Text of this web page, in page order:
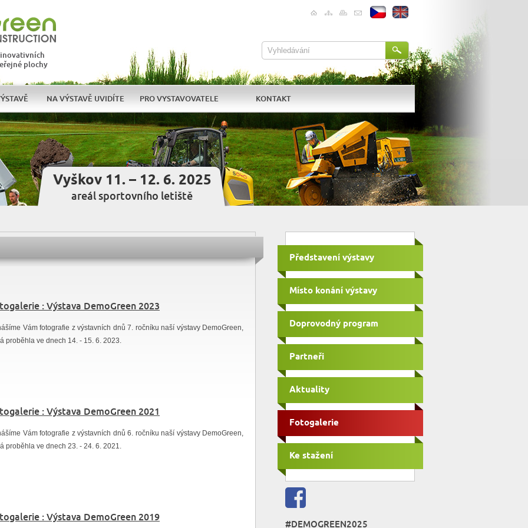
plochy
NA VÝSTAVĚ UVIDÍTE PRO VYSTAVOVATELE KONTAKT
Vyškov 11. – 12. 6. 2025
areál sportovního letiště
: Výstava DemoGreen 2023
Vám fotografie z výstavních dnů 7. ročníku naší výstavy DemoGreen,
proběhla ve dnech 14. - 15. 6. 2023.
: Výstava DemoGreen 2021
Vám fotografie z výstavních dnů 6. ročníku naší výstavy DemoGreen,
proběhla ve dnech 23. - 24. 6. 2021.
: Výstava DemoGreen 2019
Představení výstavy
Místo konání výstavy
Doprovodný program
Partneři
Aktuality
Fotogalerie
Ke stažení
#DEMOGREEN2025